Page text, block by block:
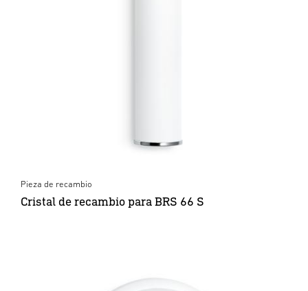
Pieza de recambio
Cristal de recambio para BRS 66 S